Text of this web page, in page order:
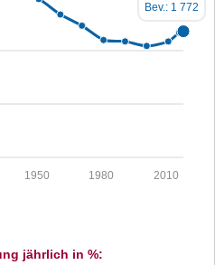
2010
1980
1950
Bev.: 1 772
jährlich in %: